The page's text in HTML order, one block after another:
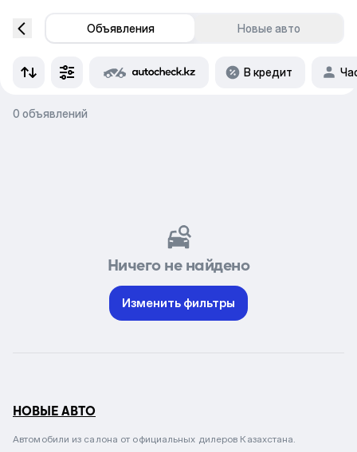
Объявления Новые авто
В кредит
0 объявлений
Ничего не найдено
Изменить фильтры
НОВЫЕ АВТО
Автомобили из салона от официальных дилеров Казахстана.